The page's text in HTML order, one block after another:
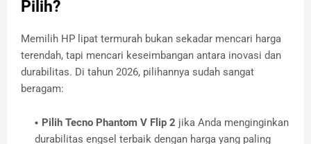
Pilih?
Memilih HP lipat termurah bukan sekadar mencari harga
terendah, tapi mencari keseimbangan antara inovasi dan
durabilitas. Di tahun 2026, pilihannya sudah sangat
beragam:
Pilih Tecno Phantom V Flip 2 jika Anda menginginkan
durabilitas engsel terbaik dengan harga yang paling